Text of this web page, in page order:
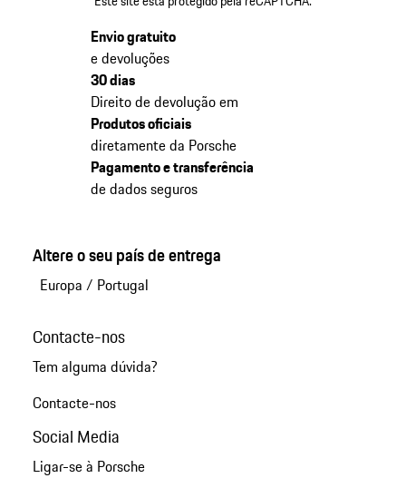
Envio gratuito
e devoluções
30 dias
Direito de devolução em
Produtos oficiais
diretamente da Porsche
Pagamento e transferência
de dados seguros
Altere o seu país de entrega
Europa / Portugal
Contacte-nos
Tem alguma dúvida?
Contacte-nos
Social Media
Ligar-se à Porsche